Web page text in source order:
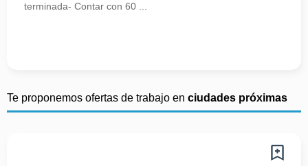
terminada- Contar con 60 ...
Te proponemos ofertas de trabajo en ciudades próximas